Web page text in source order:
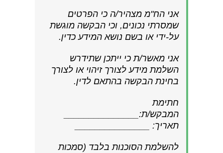
אני הח"מ מצהיר/ה כי הפרטים
שמסרתי נכונים, וכי הבקשה מוגשת
על-ידי או בשם נושא המידע כדין.
אני מאשר/ת כי ייתכן שתידרש
השלמת מידע לצורך זיהוי או לצורך
בחינת הבקשה בהתאם לדין.
חתימת
המבקש/ת:_______________
תאריך: _______________
להשלמת הסוכנות בלבד (סמכות